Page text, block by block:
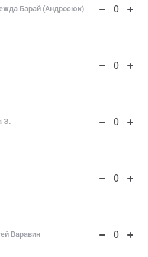
Барай (Андросюк) 0
0
З. 0
0
Варавин 0